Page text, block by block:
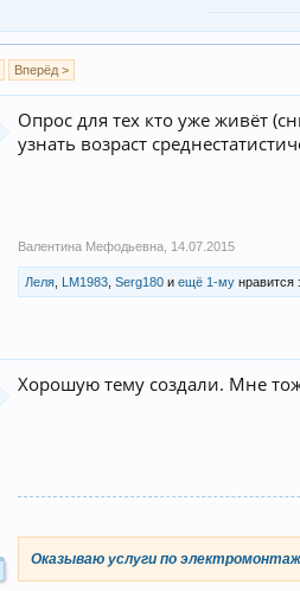
Вперёд >
Опрос для тех кто уже живёт
узнать возраст
Валентина Мефодьевна 14.07.2015
Леля LM1983 Serg180 и ещё 1-му нравится
Хорошую тему создали. Мне
Оказываю услуги по